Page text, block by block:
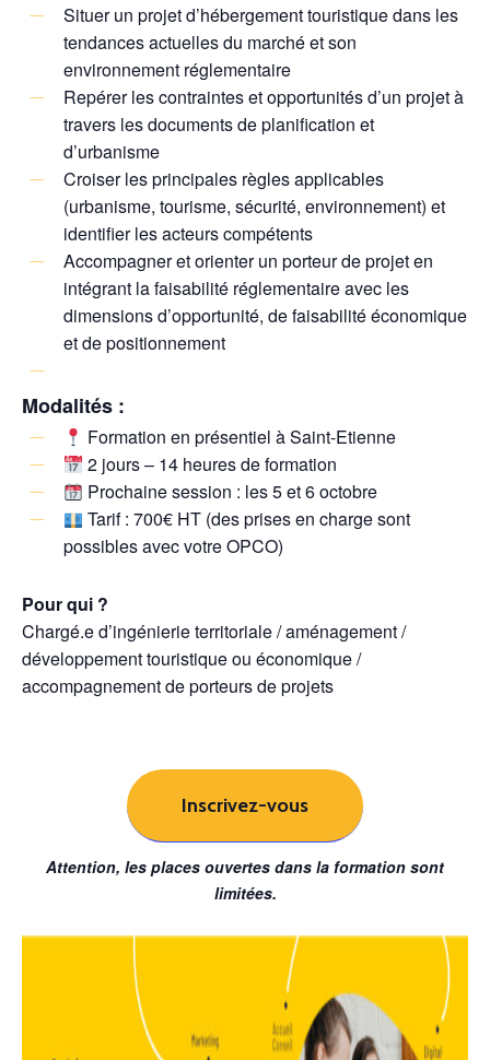
Situer un projet d’hébergement touristique dans les
tendances actuelles du marché et son
environnement réglementaire
Repérer les contraintes et opportunités d’un projet à
travers les documents de planification et
d’urbanisme
Croiser les principales règles applicables
(urbanisme, tourisme, sécurité, environnement) et
identifier les acteurs compétents
Accompagner et orienter un porteur de projet en
intégrant la faisabilité réglementaire avec les
dimensions d’opportunité, de faisabilité économique
et de positionnement
Modalités :
Formation en présentiel à Saint-Etienne
2 jours – 14 heures de formation
Prochaine session : les 5 et 6 octobre
Tarif : 700€ HT (des prises en charge sont
possibles avec votre OPCO)
Pour qui ?
Chargé.e d’ingénierie territoriale / aménagement /
développement touristique ou économique /
accompagnement de porteurs de projets
Inscrivez-vous
Attention, les places ouvertes dans la formation sont
limitées.